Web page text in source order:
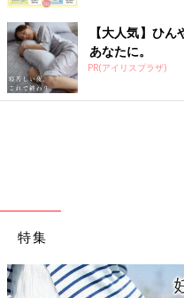
が出てしまったんだとか。ビ
いとのことで、1枚110円で
これがないとお出かけ
【大人気】ひ
あなたに。
PR(アイリスプラザ)
特集